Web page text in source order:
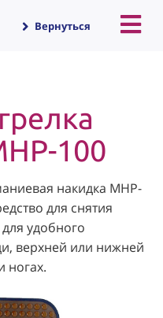
Вернуться
100
накидка MHP-
для снятия
удобного
верхней или нижней
ногах.